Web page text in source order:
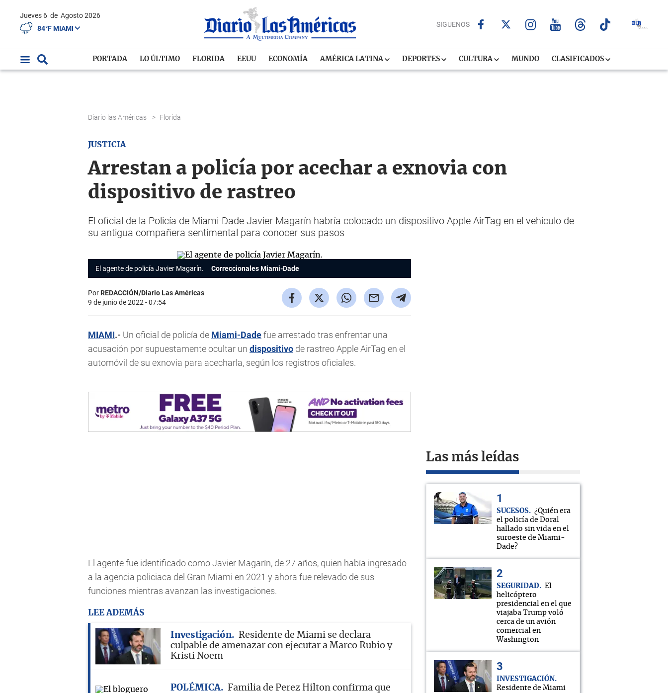
Jueves 6 de Agosto 2026
84°F MIAMI
SIGUENOS
PORTADA LO ÚLTIMO FLORIDA EEUU ECONOMÍA AMÉRICA LATINA DEPORTES CULTURA MUNDO CLASIFICADOS
Diario las Américas > Florida
JUSTICIA
Arrestan a policía por acechar a exnovia con
dispositivo de rastreo
El oficial de la Policía de Miami-Dade Javier Magarín habría colocado un dispositivo Apple AirTag en el vehículo de
su antigua compañera sentimental para conocer sus pasos
El agente de policía Javier Magarín. Correccionales Miami-Dade
PorREDACCIÓN/Diario Las Américas
9 de junio de 2022 - 07:54
MIAMI.- Un oficial de policía de Miami-Dadefue arrestado tras enfrentar una
acusación por supuestamente ocultar un dispositivo de rastreo Apple AirTag en el
automóvil de su exnovia para acecharla, según los registros oficiales.
El agente fue identificado como Javier Magarín, de 27 años, quien había ingresado
a la agencia policiaca del Gran Miami en 2021 y ahora fue relevado de sus
funciones mientras avanzan las investigaciones.
LEE ADEMÁS
Investigación
Residente de Miami se declara
culpable de amenazar con ejecutar a Marco Rubio y
Kristi Noem
POLÉMICA
Familia de Perez Hilton confirma que
Las más leídas
SUCESOS
¿Quién era
el policía de Doral
hallado sin vida en el
suroeste de Miami-
Dade?
SEGURIDAD
El
helicóptero
presidencial en el que
viajaba Trump voló
cerca de un avión
comercial en
Washington
INVESTIGACIÓN
Residente de Miami